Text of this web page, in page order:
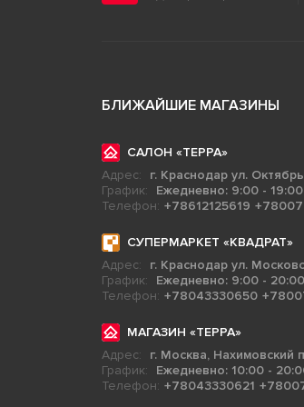
БЛИЖАЙШИЕ МАГАЗИНЫ
САЛОН «ТЕРРА»
Адрес:
г. Краснодар ул.
График:
Ежедневно: 9:00 - 19:00
Телефон: +78612125619
СУПЕРМАРКЕТ «КВАДРАТ»
Адрес:
г. Краснодар ул.
График:
Ежедневно: 9:00 - 20:00
Телефон: +78043330650
МАГАЗИН «ТЕРРА»
Адрес:
г. Москва, Нахимовский
График:
Ежедневно: 10:00 -
Телефон: +78043330621